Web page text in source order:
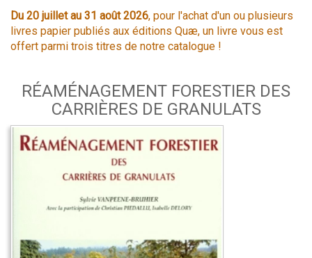
Du 20 juillet au 31 août 2026, pour l'achat d'un ou plusieurs
livres papier publiés aux éditions Quæ, un livre vous est
offert parmi trois titres de notre catalogue !
RÉAMÉNAGEMENT FORESTIER DES
CARRIÈRES DE GRANULATS